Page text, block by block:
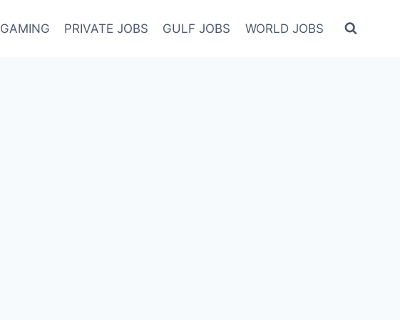
GAMING PRIVATE JOBS GULF JOBS WORLD JOBS